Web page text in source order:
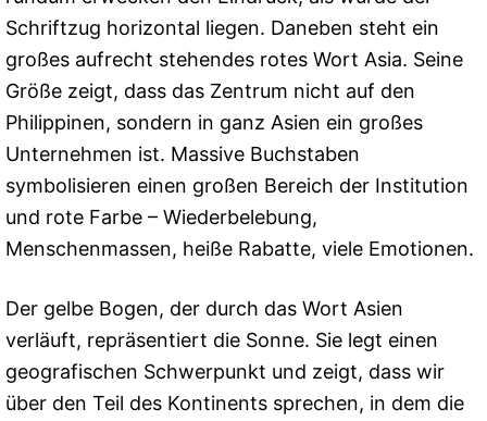
Schriftzug horizontal liegen. Daneben steht ein
großes aufrecht stehendes rotes Wort Asia. Seine
Größe zeigt, dass das Zentrum nicht auf den
Philippinen, sondern in ganz Asien ein großes
Unternehmen ist. Massive Buchstaben
symbolisieren einen großen Bereich der Institution
und rote Farbe – Wiederbelebung,
Menschenmassen, heiße Rabatte, viele Emotionen.
Der gelbe Bogen, der durch das Wort Asien
verläuft, repräsentiert die Sonne. Sie legt einen
geografischen Schwerpunkt und zeigt, dass wir
über den Teil des Kontinents sprechen, in dem die